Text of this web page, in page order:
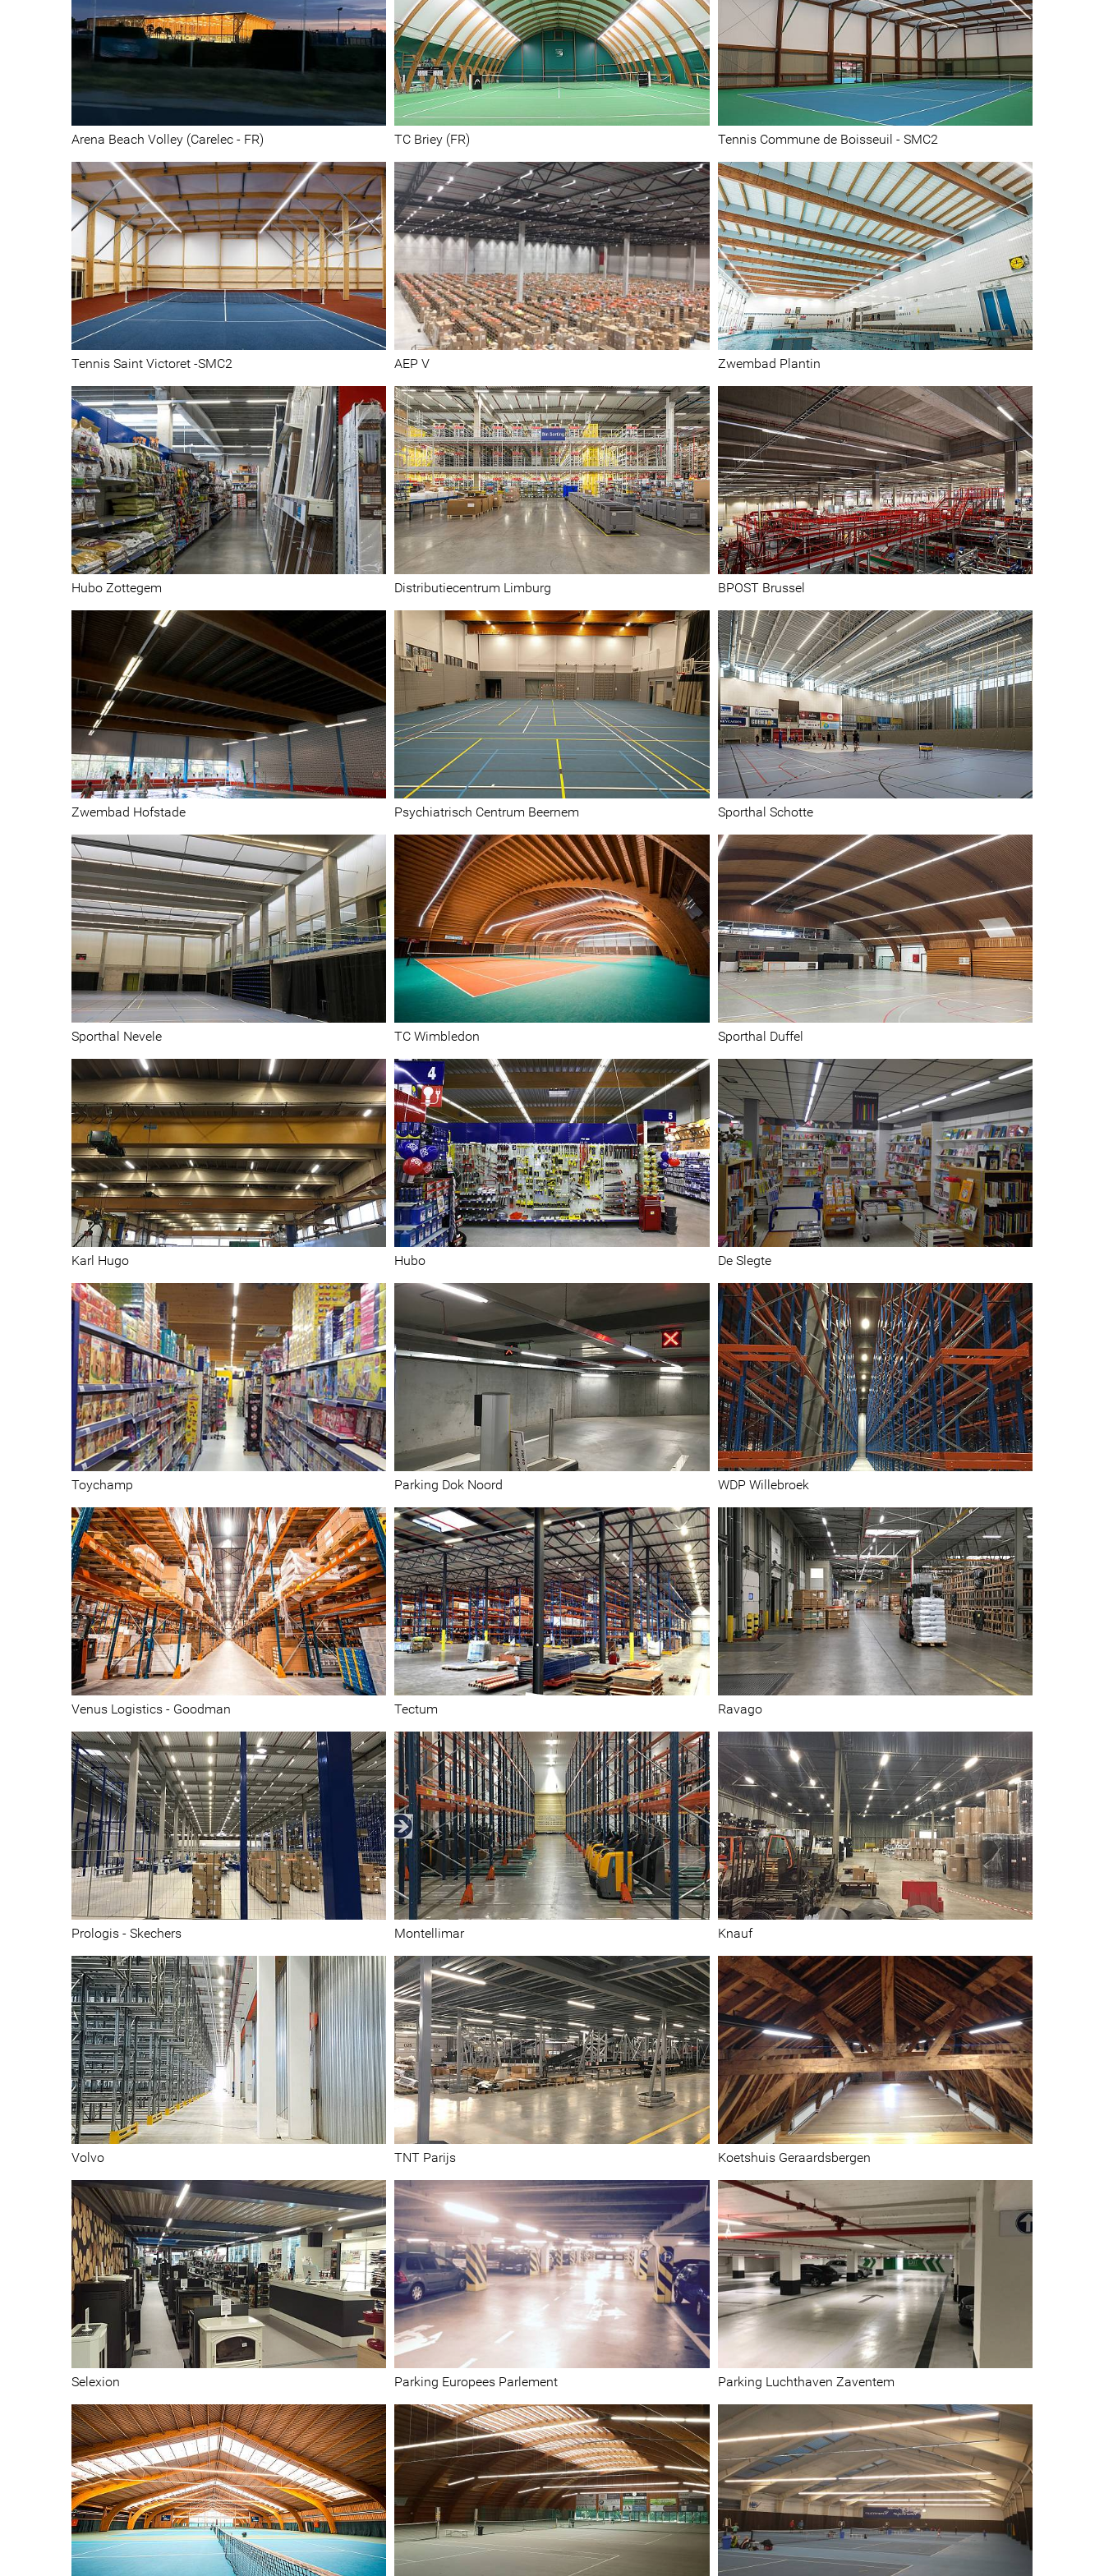
Arena Beach Volley (Carelec - FR) TC Briey (FR) Tennis Commune de Boisseuil - SMC2
Tennis Saint Victoret -SMC2
Halls d'entreprise
AEP V
Sport
Zwembad Plantin
Hubo Zottegem
Centres de distribution et magasins
Distributiecentrum Limburg
Centres de distribution et magasins
BPOST Brussel
Zwembad Hofstade
Sport
Psychiatrisch Centrum Beernem
Sport
Sporthal Schotte
Sporthal Nevele
Sport
TC Wimbledon
Sport
Sporthal Duffel
Karl Hugo
Vente au détail
Hubo
Vente au détail
De Slegte
Toychamp
Garages souterrains
Parking Dok Noord
Centres de distribution et magasins
WDP Willebroek
Venus Logistics - Goodman
Centres de distribution et magasins
Tectum
Centres de distribution et magasins
Ravago
Prologis - Skechers
Centres de distribution et magasins
Montellimar
Centres de distribution et magasins
Knauf
Volvo
Centres de distribution et magasins
TNT Parijs
Vente au détail
Koetshuis Geraardsbergen
Selexion
Garages souterrains
Parking Europees Parlement
Garages souterrains
Parking Luchthaven Zaventem
Sport Sport